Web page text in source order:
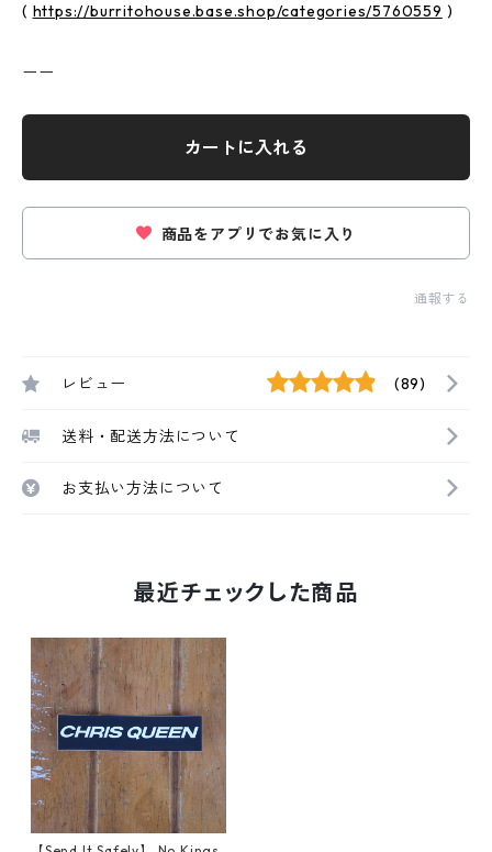
( https://burritohouse.base.shop/categories/5760559 )
ーー
カートに入れる
商品をアプリでお気に入り
通報する
レビュー (89)
送料・配送方法について
お支払い方法について
最近チェックした商品